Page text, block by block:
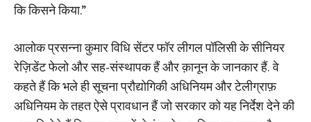
कि किसने किया.”
आलोक प्रसन्ना कुमार विधि सेंटर फॉर लीगल पॉलिसी के सीनियर
रेज़िडेंट फेलो और सह-संस्थापक हैं और क़ानून के जानकार हैं. वे
कहते हैं कि भले ही सूचना प्रौद्योगिकी अधिनियम और टेलीग्राफ़
अधिनियम के तहत ऐसे प्रावधान हैं जो सरकार को यह निर्देश देने की